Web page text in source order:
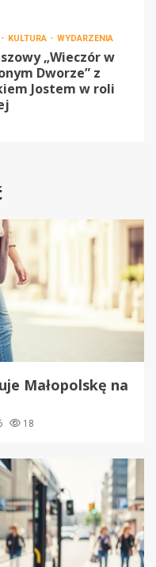
KULTURA WYDARZENIA
„Wieczór w
Dworze” z
Jostem w roli
Małopolskę na
18